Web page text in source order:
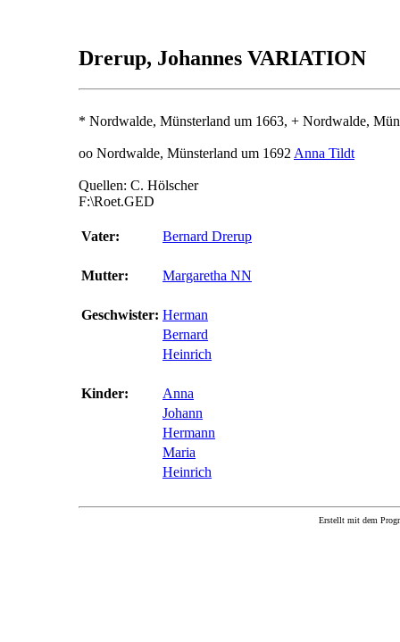
Drerup, Johannes VARIATION
* Nordwalde, Münsterland um 1663, + Nordwalde,
oo Nordwalde, Münsterland um 1692 Anna Tildt
Quellen: C. Hölscher
F:\Roet.GED
Vater: Bernard Drerup
Mutter: Margaretha NN
Geschwister: Herman
Bernard
Heinrich
Kinder:
Anna
Johann
Hermann
Maria
Heinrich
Erstellt mit dem